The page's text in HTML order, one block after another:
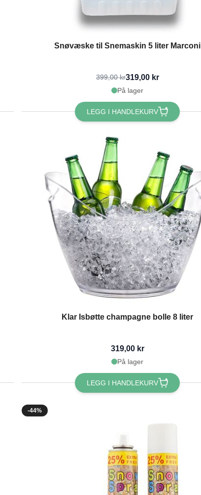
Snøvæske til Snemaskin 5 liter Marconi
399,00 kr319,00 kr
På lager
LEGG I HANDLEKURV
Klar Isbøtte champagne bolle 8 liter
319,00 kr
På lager
LEGG I HANDLEKURV
-44%